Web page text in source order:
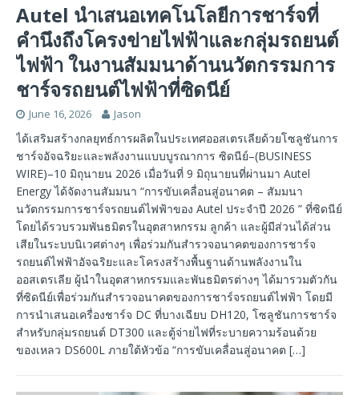
Autel นำเสนอเทคโนโลยีการชาร์จที่
คำนึงถึงโครงข่ายไฟฟ้าและกลุ่มรถยนต์
ไฟฟ้า ในงานสัมมนาด้านนวัตกรรมการ
ชาร์จรถยนต์ไฟฟ้าที่ซิดนีย์
June 16, 2026 Jason
ได้เสริมสร้างกลยุทธ์การผลิตในประเทศออสเตรเลียด้วยโซลูชันการ
ชาร์จอัจฉริยะและพลังงานแบบบูรณาการ ซิดนีย์–(BUSINESS
WIRE)–10 มิถุนายน 2026 เมื่อวันที่ 9 มิถุนายนที่ผ่านมา Autel
Energy ได้จัดงานสัมมนา “การขับเคลื่อนสู่อนาคต – สัมมนา
นวัตกรรมการชาร์จรถยนต์ไฟฟ้าของ Autel ประจำปี 2026 ” ที่ซิดนีย์
โดยได้รวบรวมพันธมิตรในอุตสาหกรรม ลูกค้า และผู้มีส่วนได้ส่วน
เสียในระบบนิเวศต่างๆ เพื่อร่วมกันสำรวจอนาคตของการชาร์จ
รถยนต์ไฟฟ้าอัจฉริยะและโครงสร้างพื้นฐานด้านพลังงานใน
ออสเตรเลีย ผู้นำในอุตสาหกรรมและพันธมิตรต่างๆ ได้มารวมตัวกัน
ที่ซิดนีย์เพื่อร่วมกันสำรวจอนาคตของการชาร์จรถยนต์ไฟฟ้า โดยมี
การนำเสนอเครื่องชาร์จ DC ที่บางเฉียบ DH120, โซลูชันการชาร์จ
สำหรับกลุ่มรถยนต์ DT300 และตู้จ่ายไฟที่ระบายความร้อนด้วย
ของเหลว DS600L ภายใต้หัวข้อ “การขับเคลื่อนสู่อนาคต […]